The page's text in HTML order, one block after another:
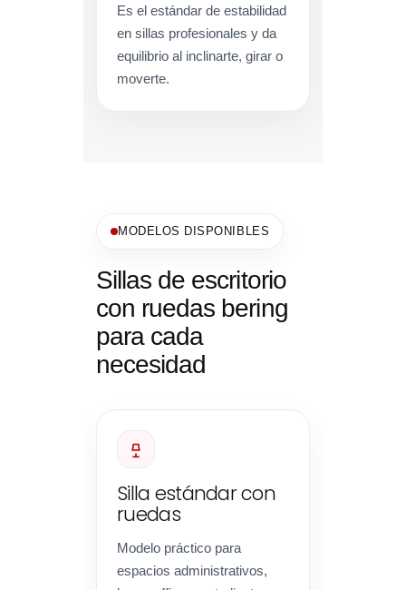
Es el estándar de estabilidad
en sillas profesionales y da
equilibrio al inclinarte, girar o
moverte.
MODELOS DISPONIBLES
Sillas de escritorio
con ruedas bering
para cada
necesidad
Silla estándar con
ruedas
Modelo práctico para
espacios administrativos,